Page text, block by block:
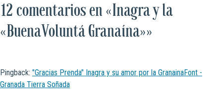
12 comentarios en «Inagra y la
«BuenaVoluntá Granaína»»
Pingback: "Gracias Prenda" Inagra y su amor por la GranainaFont -
Granada Tierra Soñada